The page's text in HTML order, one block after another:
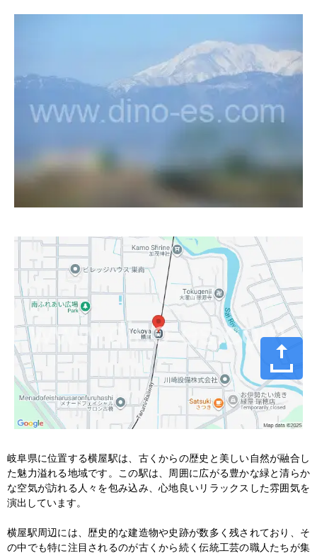
岐阜県に位置する横屋駅は、古くからの歴史と美しい自然が融合し
た魅力溢れる地域です。この駅は、周囲に広がる豊かな緑と清らか
な空気が訪れる人々を包み込み、心地良いリラックスした雰囲気を
演出しています。
横屋駅周辺には、歴史的な建造物や史跡が数多く残されており、そ
の中でも特に注目されるのが古くから続く伝統工芸の職人たちが集